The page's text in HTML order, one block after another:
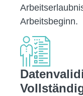
Arbeitsbeginn.